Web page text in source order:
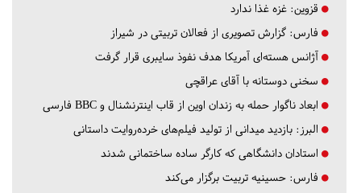
قزوین: غزه غذا ندارد
فارس: گزارش تصویری از فعالان تربیتی در شیراز
آژانس هسته‌ای آمریکا هدف نفوذ سایبری قرار گرفت
سخنی دوستانه با آقای عراقچی
ابعاد ناگوار حمله به زندان اوین از قاب اینترنشنال و BBC فارسی
البرز: بازدید میدانی از تولید فیلم‌های خرده‌روایت داستانی
استادان دانشگاهی که کارگر ساده ساختمانی شدند
فارس: حسینیه تربیت برگزار می‌کند